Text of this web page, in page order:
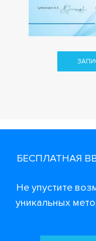
БЕСПЛАТНАЯ
Не упустите
уникальных